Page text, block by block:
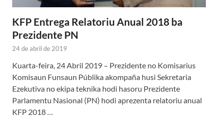
KFP Entrega Relatoriu Anual 2018 ba
Prezidente PN
24 de abril de 2019
Kuarta-feira, 24 Abril 2019 – Prezidente no Komisarius
Komisaun Funsaun Públika akompaña husi Sekretaria
Ezekutiva no ekipa teknika hodi hasoru Prezidente
Parlamentu Nasional (PN) hodi aprezenta relatoriu anual
KFP 2018 …